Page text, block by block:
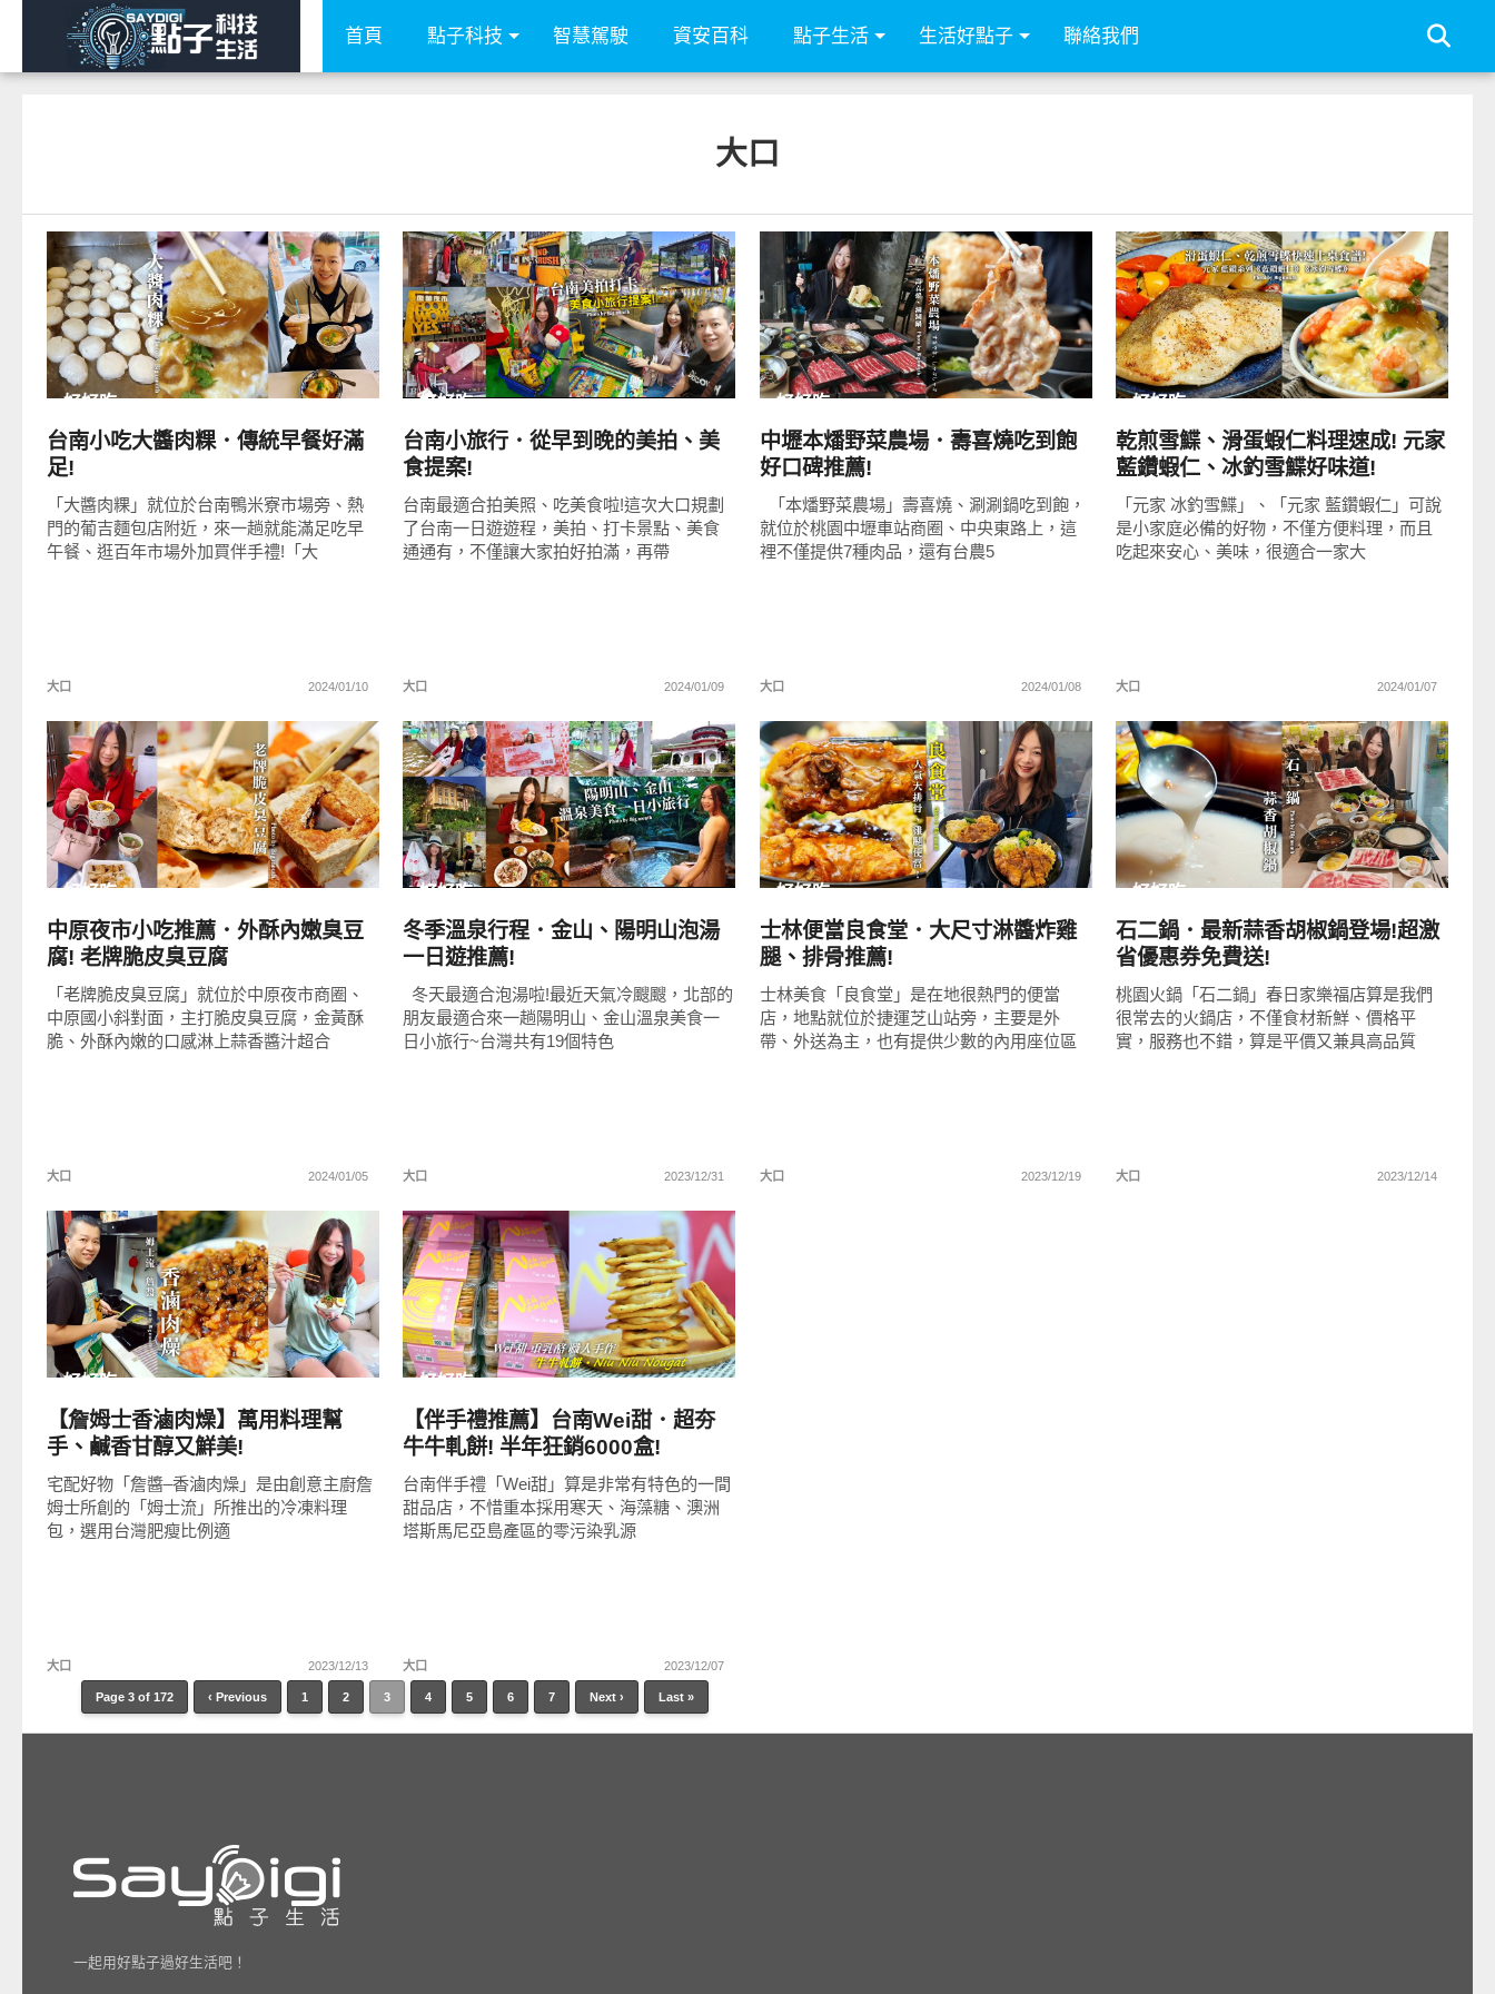
首頁 點子科技 智慧駕駛 資安百科 點子生活 生活好點子 聯絡我們
大口
READ
MORE
好好吃
台南小吃大醬肉粿．傳統早餐好滿
足!
「大醬肉粿」就位於台南鴨米寮市場旁、熱
門的葡吉麵包店附近，來一趟就能滿足吃早
午餐、逛百年市場外加買伴手禮!「大
大口 2024/01/10
READ
MORE
好好吃
台南小旅行．從早到晚的美拍、美
食提案!
台南最適合拍美照、吃美食啦!這次大口規劃
了台南一日遊遊程，美拍、打卡景點、美食
通通有，不僅讓大家拍好拍滿，再帶
大口 2024/01/09
READ
MORE
好好吃
中壢本燔野菜農場．壽喜燒吃到飽
好口碑推薦!
「本燔野菜農場」壽喜燒、涮涮鍋吃到飽，
就位於桃園中壢車站商圈、中央東路上，這
裡不僅提供7種肉品，還有台農5
大口 2024/01/08
READ
MORE
好好吃
乾煎雪鰈、滑蛋蝦仁料理速成! 元家
藍鑽蝦仁、冰釣雪鰈好味道!
「元家 冰釣雪鰈」、「元家 藍鑽蝦仁」可說
是小家庭必備的好物，不僅方便料理，而且
吃起來安心、美味，很適合一家大
大口 2024/01/07
READ
MORE
好好吃
中原夜市小吃推薦．外酥內嫩臭豆
腐! 老牌脆皮臭豆腐
「老牌脆皮臭豆腐」就位於中原夜市商圈、
中原國小斜對面，主打脆皮臭豆腐，金黃酥
脆、外酥內嫩的口感淋上蒜香醬汁超合
大口 2024/01/05
READ
MORE
好好吃
冬季溫泉行程．金山、陽明山泡湯
一日遊推薦!
冬天最適合泡湯啦!最近天氣冷颼颼，北部的
朋友最適合來一趟陽明山、金山溫泉美食一
日小旅行~台灣共有19個特色
大口 2023/12/31
READ
MORE
好好吃
士林便當良食堂．大尺寸淋醬炸雞
腿、排骨推薦!
士林美食「良食堂」是在地很熱門的便當
店，地點就位於捷運芝山站旁，主要是外
帶、外送為主，也有提供少數的內用座位區
大口 2023/12/19
READ
MORE
好好吃
石二鍋．最新蒜香胡椒鍋登場!超激
省優惠券免費送!
桃園火鍋「石二鍋」春日家樂福店算是我們
很常去的火鍋店，不僅食材新鮮、價格平
實，服務也不錯，算是平價又兼具高品質
大口 2023/12/14
READ
MORE
好好吃
【詹姆士香滷肉燥】萬用料理幫
手、鹹香甘醇又鮮美!
宅配好物「詹醬–香滷肉燥」是由創意主廚詹
姆士所創的「姆士流」所推出的冷凍料理
包，選用台灣肥瘦比例適
大口 2023/12/13
READ
MORE
好好吃
【伴手禮推薦】台南Wei甜．超夯
牛牛軋餅! 半年狂銷6000盒!
台南伴手禮「Wei甜」算是非常有特色的一間
甜品店，不惜重本採用寒天、海藻糖、澳洲
塔斯馬尼亞島產區的零污染乳源
大口 2023/12/07
Page 3 of 172 ‹ Previous 1 2 3 4 5 6 7 Next › Last »
一起用好點子過好生活吧！